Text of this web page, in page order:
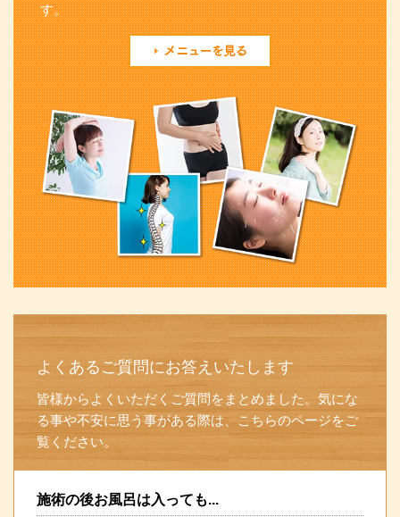
す。
よくあるご質問にお答えいたします
皆様からよくいただくご質問をまとめました。気にな
る事や不安に思う事がある際は、こちらのページをご
覧ください。
施術の後お風呂は入っても...